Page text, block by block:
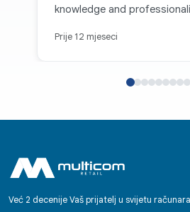
knowledge and
Prije 12 mjeseci
Već 2 decenije Vaš prijatelj u svijetu